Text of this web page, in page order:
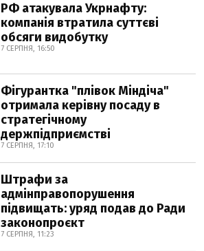
РФ атакувала Укрнафту:
компанія втратила суттєві
обсяги видобутку
7 СЕРПНЯ, 16:50
Фігурантка "плівок Міндіча"
отримала керівну посаду в
стратегічному
держпідприємстві
7 СЕРПНЯ, 17:10
Штрафи за
адмінправопорушення
підвищать: уряд подав до Ради
законопроєкт
7 СЕРПНЯ, 11:23